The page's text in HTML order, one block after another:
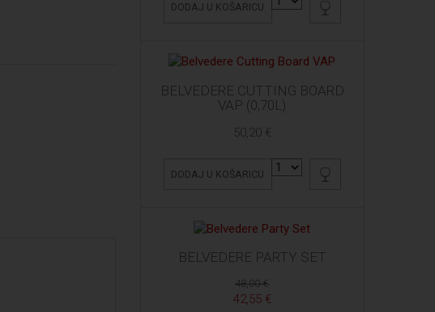
DODAJ U KOŠARICU
BELVEDERE CUTTING BOARD
VAP (0,70L)
50,20 €
DODAJ U KOŠARICU
BELVEDERE PARTY SET
48,00 €
42,55 €